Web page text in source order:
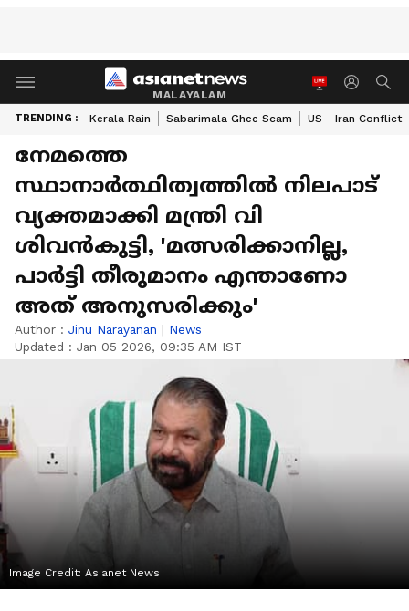
MALAYALAM
TRENDING : Kerala Rain Sabarimala Ghee Scam US - Iran Conflict
നേമത്തെ
സ്ഥാനാര്‍ത്ഥിത്വത്തിൽ നിലപാട്
വ്യക്തമാക്കി മന്ത്രി വി
ശിവൻകുട്ടി, 'മത്സരിക്കാനില്ല,
പാര്‍ട്ടി തീരുമാനം എന്താണോ
അത് അനുസരിക്കും'
Author : Jinu Narayanan | News
Updated : Jan 05 2026, 09:35 AM IST
Image Credit: Asianet News